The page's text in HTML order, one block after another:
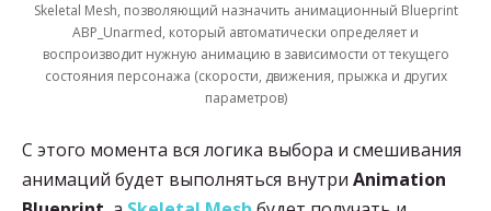
Skeletal Mesh, позволяющий назначить анимационный Blueprint
ABP_Unarmed, который автоматически определяет и
воспроизводит нужную анимацию в зависимости от текущего
состояния персонажа (скорости, движения, прыжка и других
параметров)
С этого момента вся логика выбора и смешивания
анимаций будет выполняться внутри Animation